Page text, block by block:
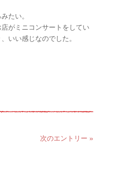
たい。
がミニコンサートをしてい
いい感じなのでした。
次のエントリー »